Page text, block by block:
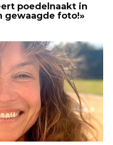
poedelnaakt in
gewaagde foto!»